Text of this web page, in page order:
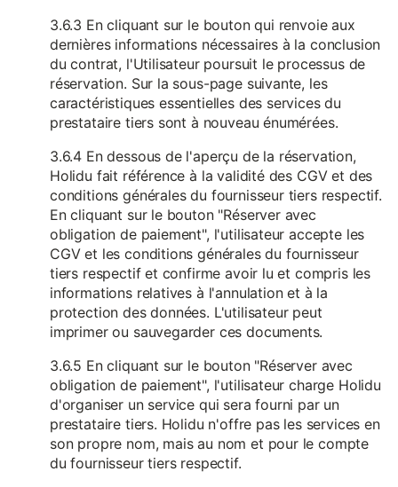
3.6.3 En cliquant sur le bouton qui renvoie aux
dernières informations nécessaires à la conclusion
du contrat, l'Utilisateur poursuit le processus de
réservation. Sur la sous-page suivante, les
caractéristiques essentielles des services du
prestataire tiers sont à nouveau énumérées.
3.6.4 En dessous de l'aperçu de la réservation,
Holidu fait référence à la validité des CGV et des
conditions générales du fournisseur tiers respectif.
En cliquant sur le bouton "Réserver avec
obligation de paiement", l'utilisateur accepte les
CGV et les conditions générales du fournisseur
tiers respectif et confirme avoir lu et compris les
informations relatives à l'annulation et à la
protection des données. L'utilisateur peut
imprimer ou sauvegarder ces documents.
3.6.5 En cliquant sur le bouton "Réserver avec
obligation de paiement", l'utilisateur charge Holidu
d'organiser un service qui sera fourni par un
prestataire tiers. Holidu n'offre pas les services en
son propre nom, mais au nom et pour le compte
du fournisseur tiers respectif.